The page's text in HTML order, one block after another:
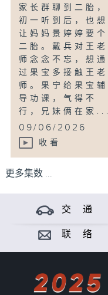
家长群聊到二胎，
初一听到后，也想
让妈妈景婷婷要个
二胎。戴兵对王老
师念念不忘，想通
过果宝多接触王老
师。果宁给果宝辅
导功课，气得不
行，兄妹俩在家...
09/06/2026
收看
更多集数 ...
交 通
联 络